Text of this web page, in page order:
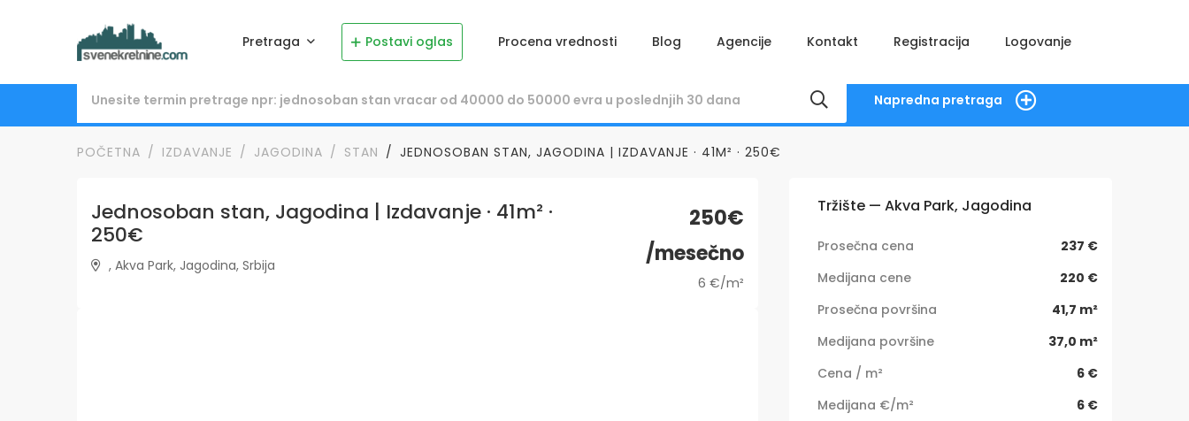
Pretraga Postavi oglas Procena vrednosti Blog Agencije Kontakt Registracija Logovanje
Napredna pretraga
POČETNA IZDAVANJE JAGODINA STAN JEDNOSOBAN STAN, JAGODINA | IZDAVANJE · 41M² · 250€
Jednosoban stan, Jagodina | Izdavanje · 41m² ·
250€
, Akva Park, Jagodina, Srbija
250€
/mesečno
6 €/m²
Tržište — Akva Park, Jagodina
Prosečna cena
237 €
Medijana cene
220 €
Prosečna površina
41,7 m²
Medijana površine
37,0 m²
Cena / m²
6 €
Medijana €/m²
6 €